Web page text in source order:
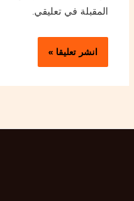
المقبلة في تعليقي.